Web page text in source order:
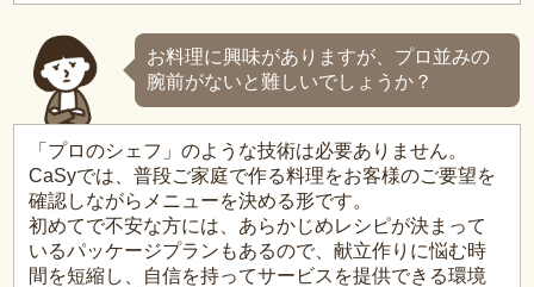
お料理に興味がありますが、プロ並みの
腕前がないと難しいでしょうか？
「プロのシェフ」のような技術は必要ありません。
CaSyでは、普段ご家庭で作る料理をお客様のご要望を
確認しながらメニューを決める形です。
初めてで不安な方には、あらかじめレシピが決まって
いるパッケージプランもあるので、献立作りに悩む時
間を短縮し、自信を持ってサービスを提供できる環境